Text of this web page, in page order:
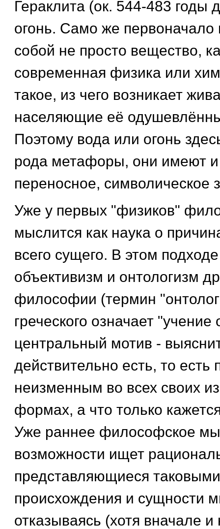
Гераклита (ок. 544-483 годы
огонь. Само же первоначало
собой не просто вещество,
современная физика или
такое, из чего возникает
населяющие её
Поэтому вода или огонь
рода метафоры, они имеют
переносное, символическое
Уже у первых "физиков"
мыслится как наука о
всего сущего. В этом
объективизм и онтологизм
философии (термин
греческого означает
центральный мотив -
действительно есть, то есть
неизменным во всех своих
формах, а что только
Уже раннее философское
возможности ищет
представляющиеся
происхождения и сущности
отказываясь (хотя вначале